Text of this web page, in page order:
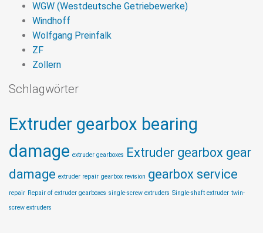
WGW (Westdeutsche Getriebewerke)
Windhoff
Wolfgang Preinfalk
ZF
Zollern
Schlagwörter
Extruder gearbox bearing
damage extruder gearboxes Extruder gearbox gear
damage extruder repair gearbox revision gearbox service
repair Repair of extruder gearboxes single-screw extruders Single-shaft extruder twin-
screw extruders